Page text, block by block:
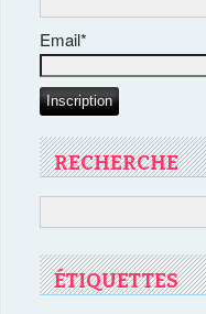
Email*
RECHERCHE
ÉTIQUETTES